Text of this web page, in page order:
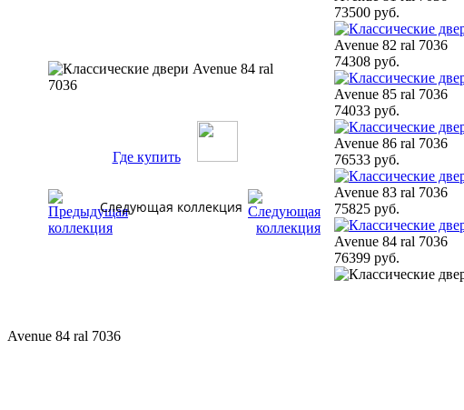
Где купить
Следующая коллекция
73500 руб.
Avenue 82 ral 7036
74308 руб.
Avenue 85 ral 7036
74033 руб.
Avenue 86 ral 7036
76533 руб.
Avenue 83 ral 7036
75825 руб.
Avenue 84 ral 7036
76399 руб.
Avenue 84 ral 7036